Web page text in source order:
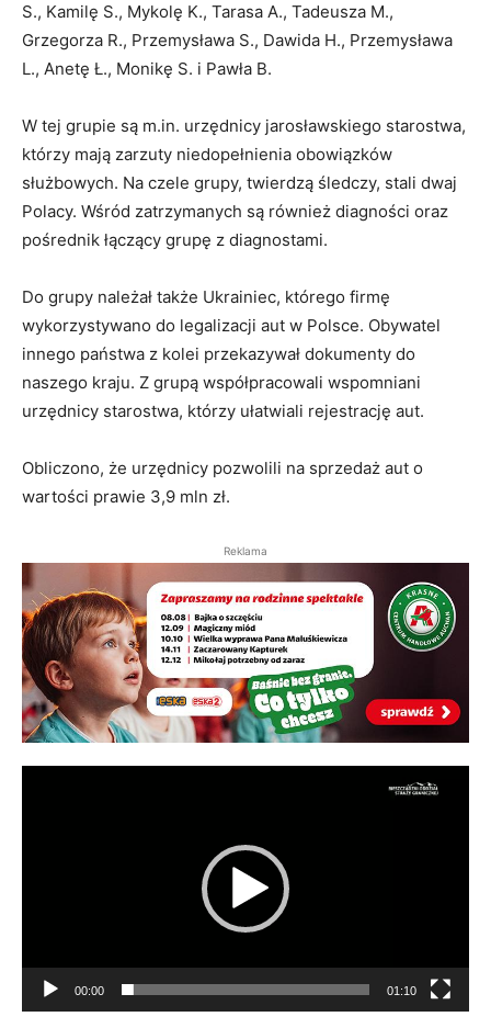
S., Kamilę S., Mykolę K., Tarasa A., Tadeusza M.,
Grzegorza R., Przemysława S., Dawida H., Przemysława
L., Anetę Ł., Monikę S. i Pawła B.
W tej grupie są m.in. urzędnicy jarosławskiego starostwa,
którzy mają zarzuty niedopełnienia obowiązków
służbowych. Na czele grupy, twierdzą śledczy, stali dwaj
Polacy. Wśród zatrzymanych są również diagności oraz
pośrednik łączący grupę z diagnostami.
Do grupy należał także Ukrainiec, którego firmę
wykorzystywano do legalizacji aut w Polsce. Obywatel
innego państwa z kolei przekazywał dokumenty do
naszego kraju. Z grupą współpracowali wspomniani
urzędnicy starostwa, którzy ułatwiali rejestrację aut.
Obliczono, że urzędnicy pozwolili na sprzedaż aut o
wartości prawie 3,9 mln zł.
Reklama
00:00 01:10